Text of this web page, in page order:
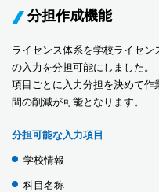
分担作成機能
ライセンス体系を学校ライセ
の入力を分担可能にしました。
項目ごとに入力分担を決めて
間の削減が可能となります。
分担可能な入力項目
学校情報
科目名称